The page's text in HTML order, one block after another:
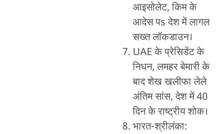
आइसोलेट, किम के
आदेस पs देश में लागल
सख्त लॉकडाउन।
UAE के प्रेसिडेंट के
निधन, लमहर बेमारी के
बाद शेख खलीफा लेले
अंतिम सांस, देश में 40
दिन के राष्ट्रीय शोक।
भारत-श्रीलंका: